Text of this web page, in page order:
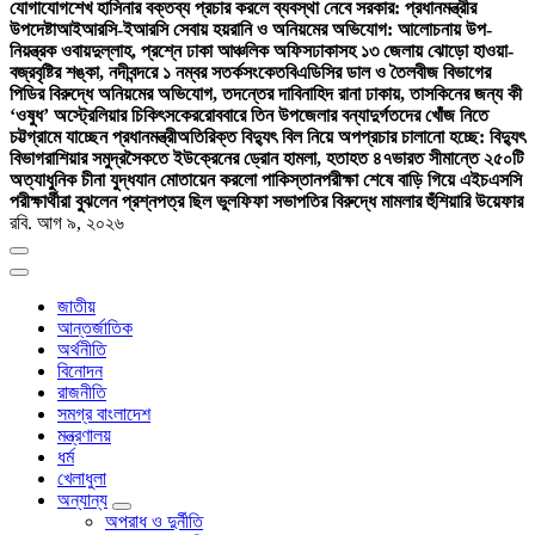
যোগাযোগশেখ হাসিনার বক্তব্য প্রচার করলে ব্যবস্থা নেবে সরকার: প্রধানমন্ত্রীর
উপদেষ্টাআইআরসি-ইআরসি সেবায় হয়রানি ও অনিয়মের অভিযোগ: আলোচনায় উপ-
নিয়ন্ত্রক ওবায়দুল্লাহ, প্রশ্নে ঢাকা আঞ্চলিক অফিসঢাকাসহ ১৩ জেলায় ঝোড়ো হাওয়া-
বজ্রবৃষ্টির শঙ্কা, নদীবন্দরে ১ নম্বর সতর্কসংকেতবিএডিসির ডাল ও তৈলবীজ বিভাগের
পিডির বিরুদ্ধে অনিয়মের অভিযোগ, তদন্তের দাবিনাহিদ রানা ঢাকায়, তাসকিনের জন্য কী
‘ওষুধ’ অস্ট্রেলিয়ার চিকিৎসকেররোববারে তিন উপজেলার বন্যাদুর্গতদের খোঁজ নিতে
চট্টগ্রামে যাচ্ছেন প্রধানমন্ত্রীঅতিরিক্ত বিদ্যুৎ বিল নিয়ে অপপ্রচার চালানো হচ্ছে: বিদ্যুৎ
বিভাগরাশিয়ার সমুদ্রসৈকতে ইউক্রেনের ড্রোন হামলা, হতাহত ৪৭ভারত সীমান্তে ২৫০টি
অত্যাধুনিক চীনা যুদ্ধযান মোতায়েন করলো পাকিস্তানপরীক্ষা শেষে বাড়ি গিয়ে এইচএসসি
পরীক্ষার্থীরা বুঝলেন প্রশ্নপত্র ছিল ভুলফিফা সভাপতির বিরুদ্ধে মামলার হুঁশিয়ারি উয়েফার
রবি. আগ ৯, ২০২৬
জাতীয়
আন্তর্জাতিক
অর্থনীতি
বিনোদন
রাজনীতি
সমগ্র বাংলাদেশ
মন্ত্রণালয়
ধর্ম
খেলাধুলা
অন্যান্য
অপরাধ ও দুর্নীতি